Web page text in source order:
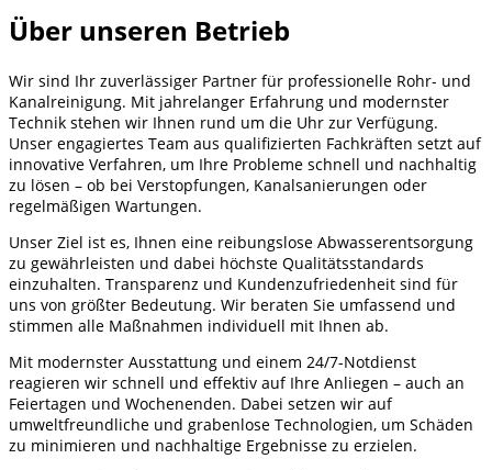
Über unseren Betrieb
Wir sind Ihr zuverlässiger Partner für professionelle Rohr- und
Kanalreinigung. Mit jahrelanger Erfahrung und modernster
Technik stehen wir Ihnen rund um die Uhr zur Verfügung.
Unser engagiertes Team aus qualifizierten Fachkräften setzt auf
innovative Verfahren, um Ihre Probleme schnell und nachhaltig
zu lösen – ob bei Verstopfungen, Kanalsanierungen oder
regelmäßigen Wartungen.
Unser Ziel ist es, Ihnen eine reibungslose Abwasserentsorgung
zu gewährleisten und dabei höchste Qualitätsstandards
einzuhalten. Transparenz und Kundenzufriedenheit sind für
uns von größter Bedeutung. Wir beraten Sie umfassend und
stimmen alle Maßnahmen individuell mit Ihnen ab.
Mit modernster Ausstattung und einem 24/7-Notdienst
reagieren wir schnell und effektiv auf Ihre Anliegen – auch an
Feiertagen und Wochenenden. Dabei setzen wir auf
umweltfreundliche und grabenlose Technologien, um Schäden
zu minimieren und nachhaltige Ergebnisse zu erzielen.